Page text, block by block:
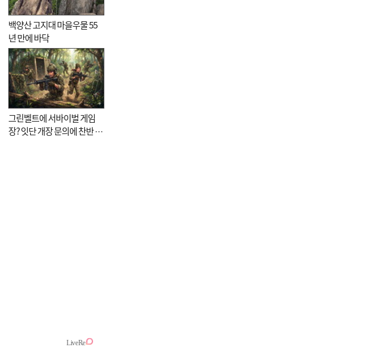
백양산 고지대 마을우물 55
년 만에 바닥
그린벨트에 서바이벌 게임
장? 잇단 개장 문의에 찬반 논